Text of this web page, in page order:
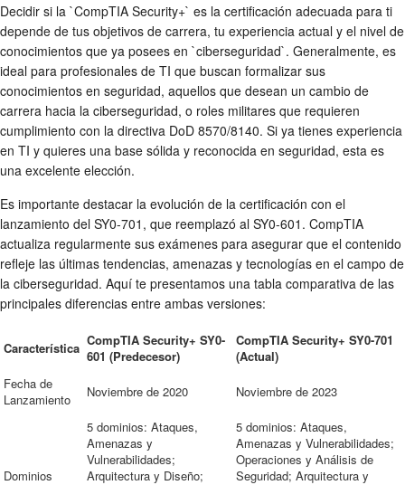
Decidir si la `CompTIA Security+` es la certificación adecuada para ti
depende de tus objetivos de carrera, tu experiencia actual y el nivel de
conocimientos que ya posees en `ciberseguridad`. Generalmente, es
ideal para profesionales de TI que buscan formalizar sus
conocimientos en seguridad, aquellos que desean un cambio de
carrera hacia la ciberseguridad, o roles militares que requieren
cumplimiento con la directiva DoD 8570/8140. Si ya tienes experiencia
en TI y quieres una base sólida y reconocida en seguridad, esta es
una excelente elección.
Es importante destacar la evolución de la certificación con el
lanzamiento del SY0-701, que reemplazó al SY0-601. CompTIA
actualiza regularmente sus exámenes para asegurar que el contenido
refleje las últimas tendencias, amenazas y tecnologías en el campo de
la ciberseguridad. Aquí te presentamos una tabla comparativa de las
principales diferencias entre ambas versiones:
Característica CompTIA Security+ SY0-
601 (Predecesor)
CompTIA Security+ SY0-701
(Actual)
Fecha de
Lanzamiento
Noviembre de 2020 Noviembre de 2023
Dominios
5 dominios: Ataques,
Amenazas y
Vulnerabilidades;
Arquitectura y Diseño;
5 dominios: Ataques,
Amenazas y Vulnerabilidades;
Operaciones y Análisis de
Seguridad; Arquitectura y